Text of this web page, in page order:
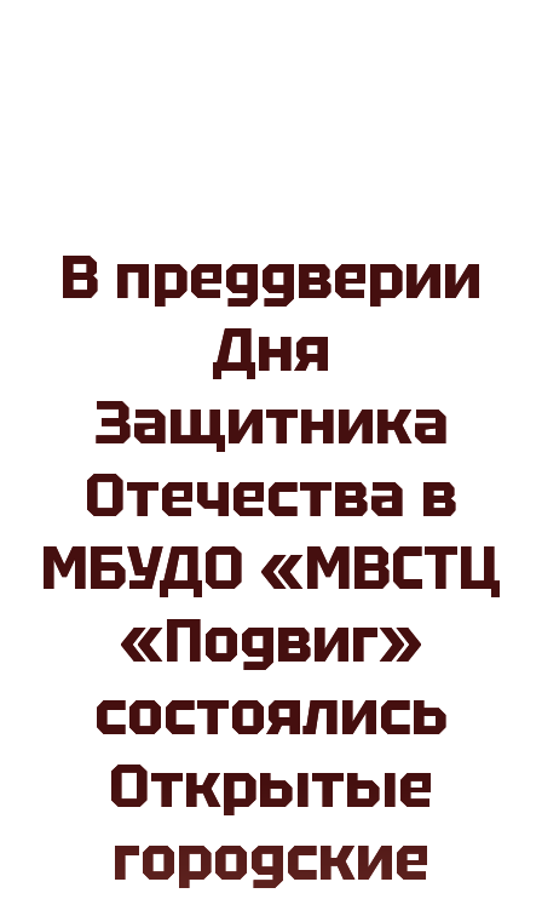
В преддверии
Дня
Защитника
Отечества в
МБУДО «МВСТЦ
«Подвиг»
состоялись
Открытые
городские